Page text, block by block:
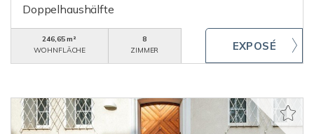
Doppelhaushälfte
246,65 m²
WOHNFLÄCHE
8
ZIMMER